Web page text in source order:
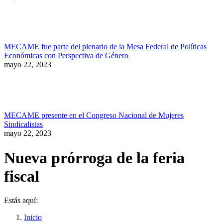
MECAME fue parte del plenario de la Mesa Federal de Políticas
Económicas con Perspectiva de Género
mayo 22, 2023
MECAME presente en el Congreso Nacional de Mujeres
Sindicalistas
mayo 22, 2023
Nueva prórroga de la feria
fiscal
Estás aquí:
Inicio